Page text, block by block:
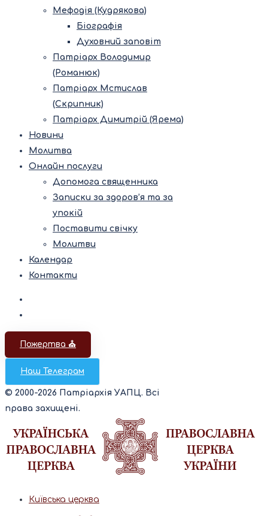
Мефодія (Кудрякова)
Біографія
Духовний заповіт
Патріарх Володимир
(Романюк)
Патріарх Мстислав
(Скрипник)
Патріарх Димитрій (Ярема)
Новини
Молитва
Онлайн послуги
Допомога священника
Записки за здоров’я та за
упокій
Поставити свічку
Молитви
Календар
Контакти
Пожертва ⛪️
Наш Телеграм
© 2000-2026 Патріархія УАПЦ. Всі
права захищені.
Київська церква